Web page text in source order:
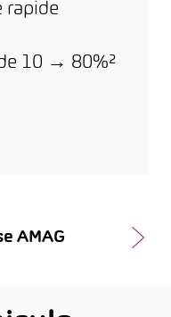
rapide
10 → 80%²
AMAG